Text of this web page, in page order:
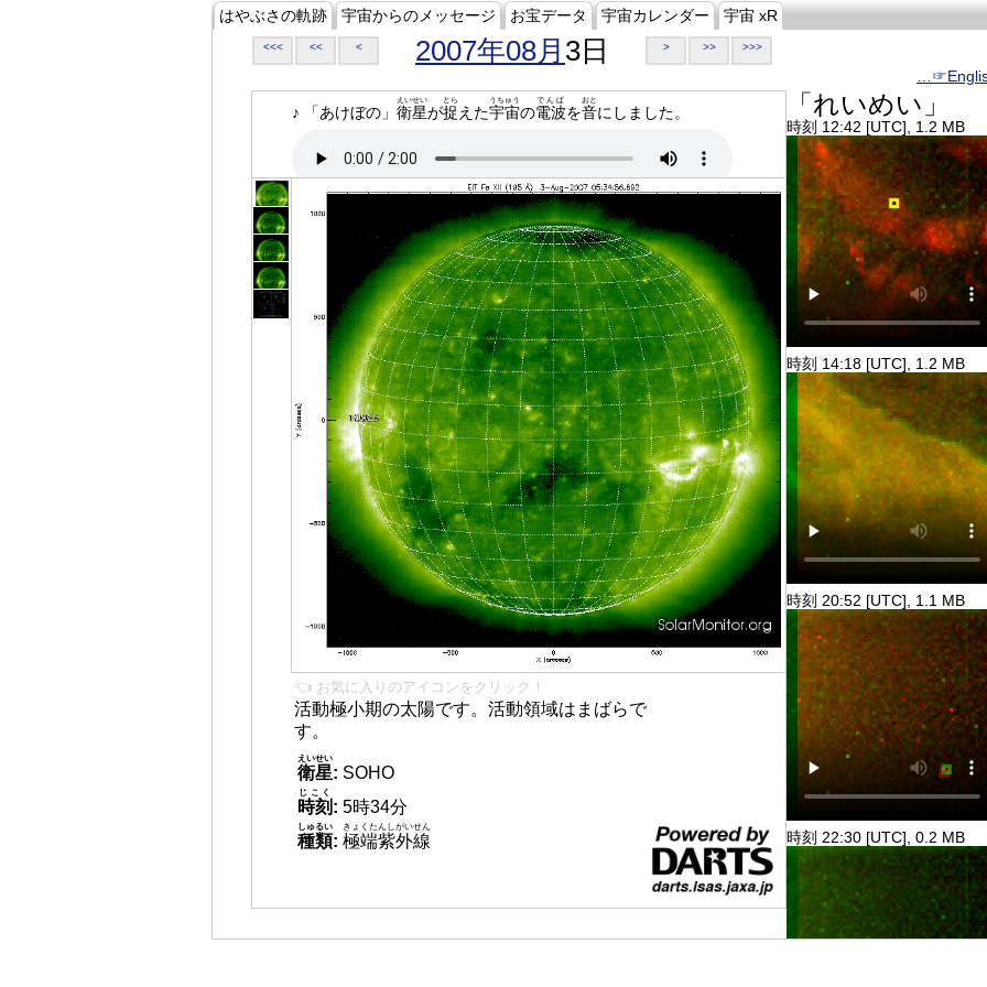
はやぶさの軌跡 宇宙からのメッセージ お宝データ 宇宙カレンダー 宇宙 xR
<<< << < 2007年08月 3日 > >> >>>
♪ 「あけぼの」 衛星
えいせい
が捉
とら
えた宇宙
うちゅう
の電波
でんぱ
を音
おと
にしました。
👈 お気に入りのアイコンをクリック！
活動極小期の太陽です。活動領域はまばらで
す。
衛星
えいせい
: SOHO
時刻
じこく
: 5時34分
種類
しゅるい
: 極端紫外線
きょくたんしがいせん
「れいめい」
時刻 12:42 [UTC], 1.2 MB
時刻 14:18 [UTC], 1.2 MB
時刻 20:52 [UTC], 1.1 MB
時刻 22:30 [UTC], 0.2 MB